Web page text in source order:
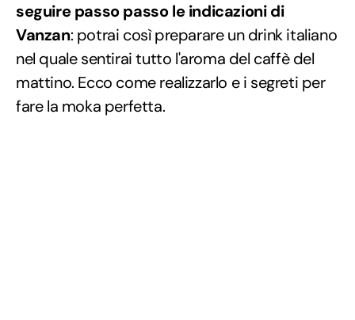
seguire passo passo le indicazioni di
Vanzan: potrai così preparare un drink italiano
nel quale sentirai tutto l'aroma del caffè del
mattino. Ecco come realizzarlo e i segreti per
fare la moka perfetta.